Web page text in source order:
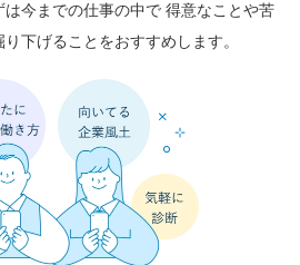
今までの仕事の中で 得意なことや苦
下げることをおすすめします。